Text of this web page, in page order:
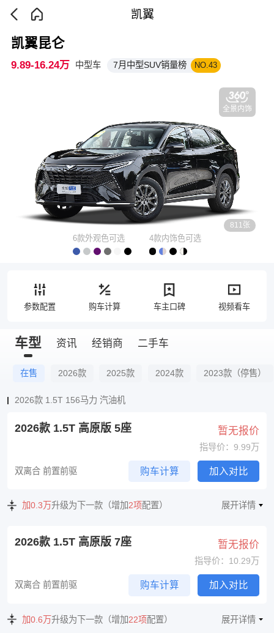
凯翼
全景内饰
811张
凯翼昆仑
9.89-16.24万 中型车 7月中型SUV销量榜 NO.43
6款外观色可选 4款内饰色可选
参数配置 购车计算 车主口碑 视频看车
车型 资讯 经销商 二手车
在售 2026款 2025款 2024款 2023款（停售）
2026款 1.5T 156马力 汽油机
2026款 1.5T 高原版 5座 暂无报价
指导价：9.99万
双离合 前置前驱 购车计算 加入对比
加0.3万升级为下一款（增加2项配置） 展开详情
2026款 1.5T 高原版 7座 暂无报价
指导价：10.29万
双离合 前置前驱 购车计算 加入对比
加0.6万升级为下一款（增加22项配置） 展开详情